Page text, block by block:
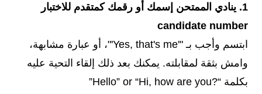
1. ينادي الممتحن إسمك أو رقمك كمتقدم للاختبار
candidate number
ابتسم وأجب بـ "'Yes, that's me'"، أو عبارة مشابهة،
وامش بثقة لمقابلته. يمكنك بعد ذلك إلقاء التحية عليه
بكلمة “?Hello” or “Hi, how are you”